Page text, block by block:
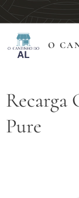
O
Recarga
Pure